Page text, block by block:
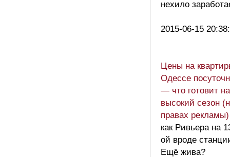
нехило
2015-06-15
Цены на
Одессе
— что готовит
высокий сезон
правах
как Ривьера на
ой вроде
Ещё жива?